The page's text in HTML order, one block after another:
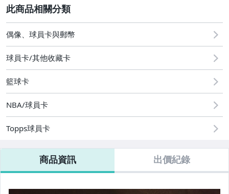
偶像、球員卡與郵幣
偶像、球員卡與郵幣
球員卡/其他收藏卡
籃球卡
NBA/球員卡
Topps球員卡
商品資訊 出價紀錄